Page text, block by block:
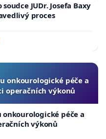
JUDr. Josefa Baxy
proces
onkourologické péče a
operačních výkonů
onkourologické péče a
výkonů